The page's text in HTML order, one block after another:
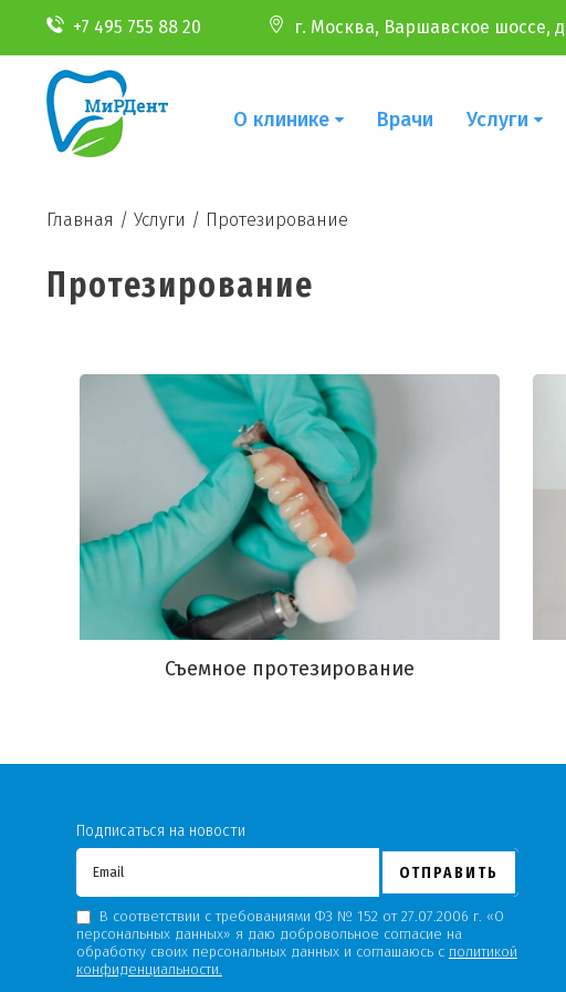
+7 495 755 88 20 г. Москва, Варшавское шоссе,
О клинике Врачи Услуги
Главная / Услуги / Протезирование
Протезирование
Съемное протезирование
Подписаться на новости
ОТПРАВИТЬ
В соответствии с требованиями ФЗ № 152 от 27.07.2006 г. «О
персональных данных» я даю добровольное согласие на
обработку своих персональных данных и соглашаюсь с политикой
конфиденциальности.